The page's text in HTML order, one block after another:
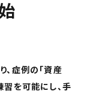
症例の「資産
を可能にし、手